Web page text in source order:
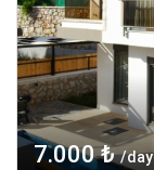
7.000 ₺/day